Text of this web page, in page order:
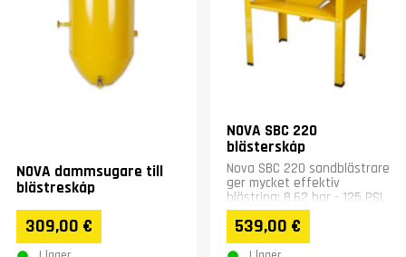
NOVA dammsugare till
blästreskåp
309,00 €
NOVA SBC 220
blästerskåp
Nova SBC 220 sandblästrare
ger mycket effektiv
blästring: 8.62 bar - 125 PSI.
Storlek: 860 x 550 x 1390
mm. Lätt och säker att...
539,00 €